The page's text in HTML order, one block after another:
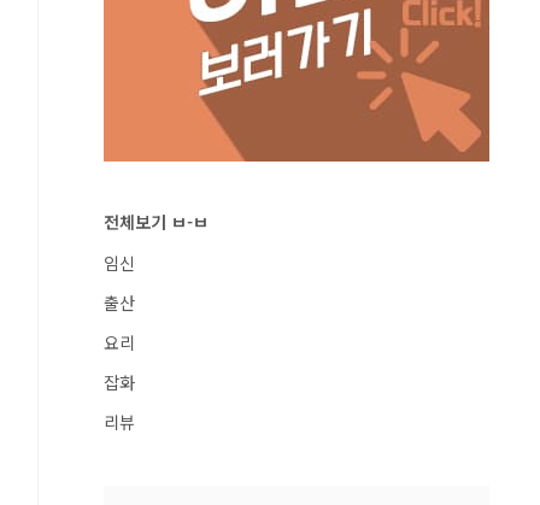
전체보기 ㅂ-ㅂ
임신
출산
요리
잡화
리뷰